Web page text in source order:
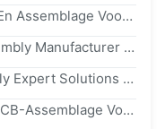
Elektronica IoT PCBA Fabricage En Assemblage Voor Slimme Thuis Monitoring Systemen
High-Performance IoT PCB Assembly Manufacturer Fast Prototype To Mass Production
Custom Rigid FR-4 PCB Assembly Expert Solutions For Smart Electronics For IoT
Hoogwaardige Rigide FR-4 IoT PCB-Assemblage Voor Monitoringssysteem Full Turnkey PCB Service